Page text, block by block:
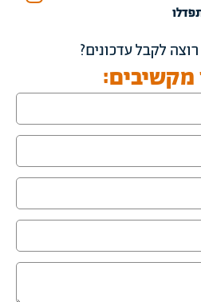
לקבל עדכונים?
מקשיבים: